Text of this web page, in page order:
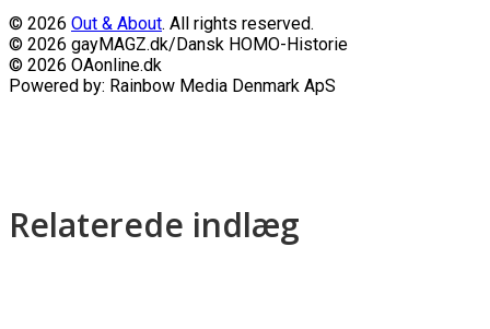
© 2026 Out & About. All rights reserved.
© 2026 gayMAGZ.dk/Dansk HOMO-Historie
© 2026 OAonline.dk
Powered by: Rainbow Media Denmark ApS
Relaterede indlæg